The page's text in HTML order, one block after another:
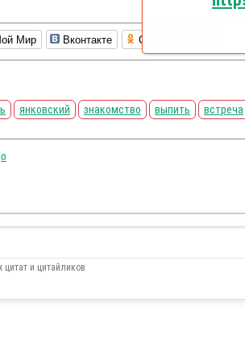
Мир Вконтакте Одноклассники
янковский знакомство выпить встреча
и цитайликов